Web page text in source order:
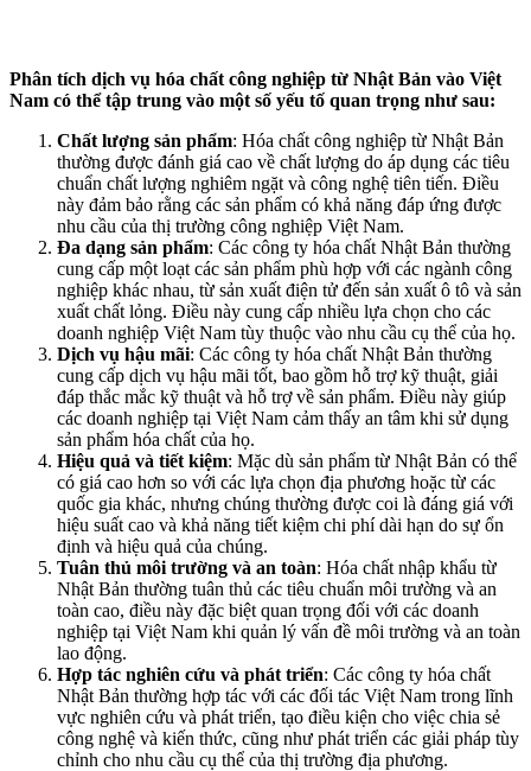
Phân tích dịch vụ hóa chất công nghiệp từ Nhật Bản vào Việt
Nam có thể tập trung vào một số yếu tố quan trọng như sau:
Chất lượng sản phẩm: Hóa chất công nghiệp từ Nhật Bản
thường được đánh giá cao về chất lượng do áp dụng các tiêu
chuẩn chất lượng nghiêm ngặt và công nghệ tiên tiến. Điều
này đảm bảo rằng các sản phẩm có khả năng đáp ứng được
nhu cầu của thị trường công nghiệp Việt Nam.
Đa dạng sản phẩm: Các công ty hóa chất Nhật Bản thường
cung cấp một loạt các sản phẩm phù hợp với các ngành công
nghiệp khác nhau, từ sản xuất điện tử đến sản xuất ô tô và sản
xuất chất lỏng. Điều này cung cấp nhiều lựa chọn cho các
doanh nghiệp Việt Nam tùy thuộc vào nhu cầu cụ thể của họ.
Dịch vụ hậu mãi: Các công ty hóa chất Nhật Bản thường
cung cấp dịch vụ hậu mãi tốt, bao gồm hỗ trợ kỹ thuật, giải
đáp thắc mắc kỹ thuật và hỗ trợ về sản phẩm. Điều này giúp
các doanh nghiệp tại Việt Nam cảm thấy an tâm khi sử dụng
sản phẩm hóa chất của họ.
Hiệu quả và tiết kiệm: Mặc dù sản phẩm từ Nhật Bản có thể
có giá cao hơn so với các lựa chọn địa phương hoặc từ các
quốc gia khác, nhưng chúng thường được coi là đáng giá với
hiệu suất cao và khả năng tiết kiệm chi phí dài hạn do sự ổn
định và hiệu quả của chúng.
Tuân thủ môi trường và an toàn: Hóa chất nhập khẩu từ
Nhật Bản thường tuân thủ các tiêu chuẩn môi trường và an
toàn cao, điều này đặc biệt quan trọng đối với các doanh
nghiệp tại Việt Nam khi quản lý vấn đề môi trường và an toàn
lao động.
Hợp tác nghiên cứu và phát triển: Các công ty hóa chất
Nhật Bản thường hợp tác với các đối tác Việt Nam trong lĩnh
vực nghiên cứu và phát triển, tạo điều kiện cho việc chia sẻ
công nghệ và kiến thức, cũng như phát triển các giải pháp tùy
chỉnh cho nhu cầu cụ thể của thị trường địa phương.